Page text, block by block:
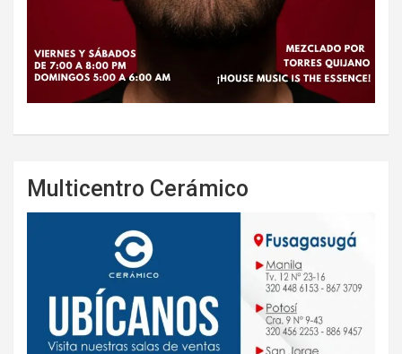
Multicentro Cerámico